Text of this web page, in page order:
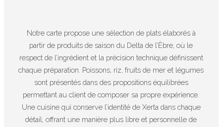
Notre carte propose une sélection de plats élaborés à
partir de produits de saison du Delta de l’Èbre, où le
respect de l’ingrédient et la précision technique définissent
chaque préparation. Poissons, riz, fruits de mer et légumes
sont présentés dans des propositions équilibrées
permettant au client de composer sa propre expérience.
Une cuisine qui conserve l’identité de Xerta dans chaque
détail, offrant une manière plus libre et personnelle de